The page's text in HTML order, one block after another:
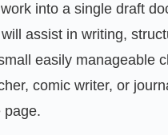
into a single draft
assist in writing,
easily manageable
comic writer, or
page.